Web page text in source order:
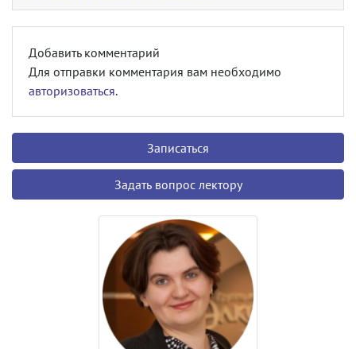
Добавить комментарий
Для отправки комментария вам необходимо
авторизоваться.
Записаться
Задать вопрос лектору